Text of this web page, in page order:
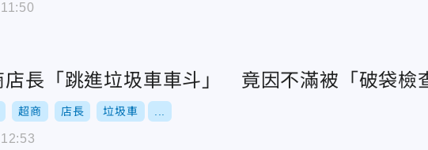
店長「跳進垃圾車車斗」 竟因不滿被「破袋檢
超商 店長 垃圾車